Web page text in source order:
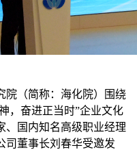
院（简称：海化院）围绕
，奋进正当时”企业文化
、国内知名高级职业经理
司董事长刘春华受邀发